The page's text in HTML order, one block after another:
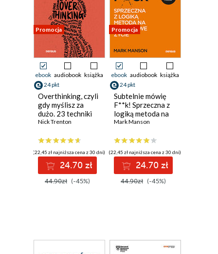
Promocja
ebook audiobook książka
24 pkt
Overthinking, czyli
gdy myślisz za
dużo. 23 techniki
pokonywania
analitycznego i
skupiania się na
teraźniejszości
Nick Trenton
(22,45 zł najniższa cena z 30 dni)
24.70 zł
44.90zł (-45%)
Promocja
ebook audiobook książka
24 pkt
Subtelnie mówię
F**k! Sprzeczna z
logiką metoda na
szczęśliwe życie
Mark Manson
(22,45 zł najniższa cena z 30 dni)
24.70 zł
44.90zł (-45%)